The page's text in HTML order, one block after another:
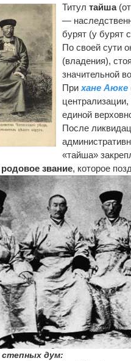
Титултайша
—
бурят (у бурят
По своей сути
(владения),
значительной
Прихане Аюке
единой
После
«тайша»
родовое звание, которое
дум: